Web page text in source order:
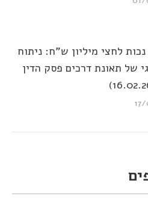
מ-19% נכות לחצי מיליון ש"ח: ניתוח
של תאונת דרכים פסק הדין